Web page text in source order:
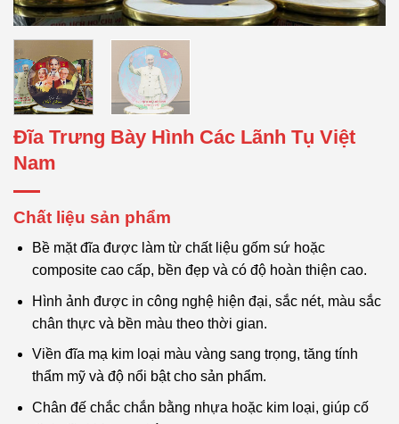
Đĩa Trưng Bày Hình Các Lãnh Tụ Việt
Nam
Chất liệu sản phẩm
Bề mặt đĩa được làm từ chất liệu gốm sứ hoặc
composite cao cấp, bền đẹp và có độ hoàn thiện cao.
Hình ảnh được in công nghệ hiện đại, sắc nét, màu sắc
chân thực và bền màu theo thời gian.
Viền đĩa mạ kim loại màu vàng sang trọng, tăng tính
thẩm mỹ và độ nổi bật cho sản phẩm.
Chân đế chắc chắn bằng nhựa hoặc kim loại, giúp cố